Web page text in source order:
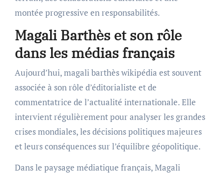
montée progressive en responsabilités.
Magali Barthès et son rôle
dans les médias français
Aujourd’hui, magali barthès wikipédia est souvent
associée à son rôle d’éditorialiste et de
commentatrice de l’actualité internationale. Elle
intervient régulièrement pour analyser les grandes
crises mondiales, les décisions politiques majeures
et leurs conséquences sur l’équilibre géopolitique.
Dans le paysage médiatique français, Magali